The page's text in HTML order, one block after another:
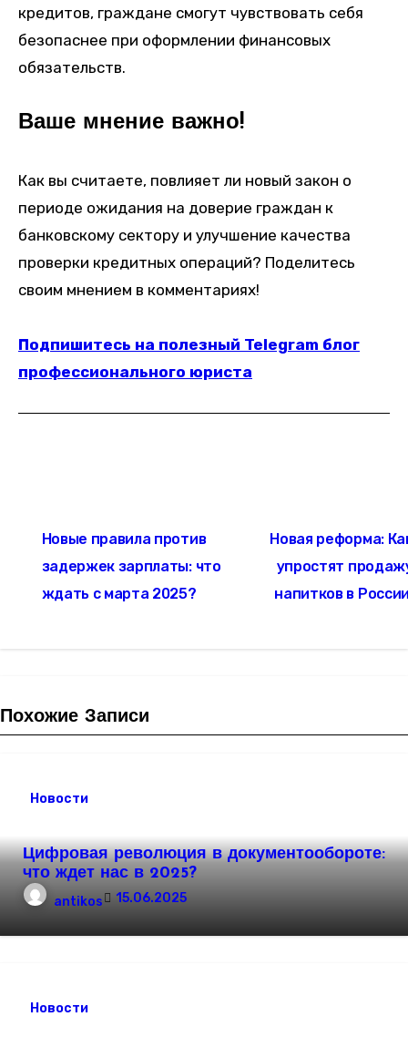
кредитов, граждане смогут чувствовать себя
безопаснее при оформлении финансовых
обязательств.
Ваше мнение важно!
Как вы считаете, повлияет ли новый закон о
периоде ожидания на доверие граждан к
банковскому сектору и улучшение качества
проверки кредитных операций? Поделитесь
своим мнением в комментариях!
Подпишитесь на полезный Telegram блог
профессионального юриста
по
записям
Новые правила против
задержек зарплаты: что
ждать с марта 2025?
Новая реформа:
упростят
напитков в
Похожие Записи
Новости
Цифровая революция в документообороте:
что ждет нас в 2025?
antikos 15.06.2025
Новости